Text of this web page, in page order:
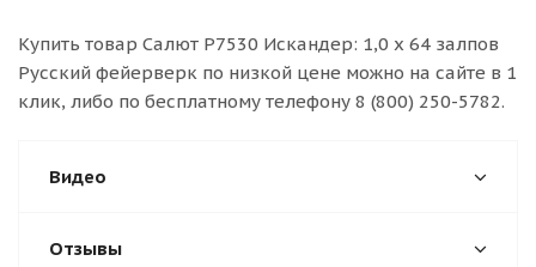
Купить товар Салют Р7530 Искандер: 1,0 х 64 залпов
Русский фейерверк по низкой цене можно на сайте в 1
клик, либо по бесплатному телефону 8 (800) 250-5782.
Видео
Отзывы